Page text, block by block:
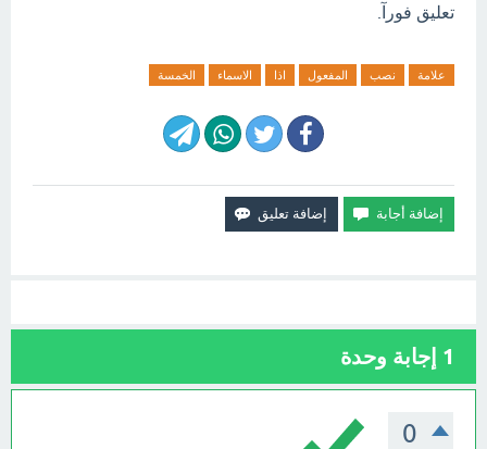
تعليق فورآ.
علامة نصب المفعول اذا الاسماء الخمسة
1 إجابة وحدة
0